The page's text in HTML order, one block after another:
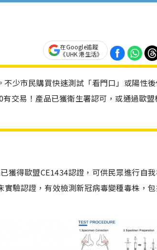
在Google追蹤
《UHK 港生活》
少市民購買快速測試「看門口」或陽性
交易！產品已獲衛生署認可，或通過歐盟
獲得歐盟CE1434認證，可供民眾進行自
驗認證，有效檢測新冠病毒變種毒株，